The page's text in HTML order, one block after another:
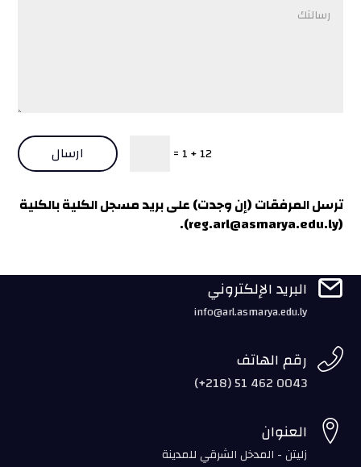
ارسال 12 + 1
=
ترسل المرفقات (إن وجدت) على بريد مسجل الكلية بالكلية
(
reg.arl@asmarya.edu.ly
).
 البريد الإلكتروني
info@arl.asmarya.edu.ly
 رقم الهاتف
(+218) 51 462 0043
 العنوان
زليتن - المدخل الشرقي للمدينة